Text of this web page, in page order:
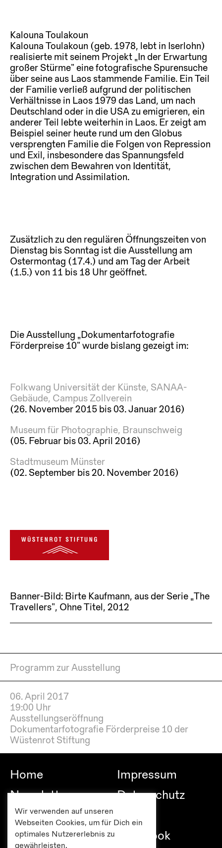
Kalouna Toulakoun
Kalouna Toulakoun (geb. 1978, lebt in Iserlohn)
realisierte mit seinem Projekt „In der Erwartung
großer Stürme“ eine fotografische Spurensuche
über seine aus Laos stammende Familie. Ein Teil
der Familie verließ aufgrund der politischen
Verhältnisse in Laos 1979 das Land, um nach
Deutschland oder in die USA zu emigrieren, ein
anderer Teil lebte weiterhin in Laos. Er zeigt am
Beispiel seiner heute rund um den Globus
versprengten Familie die Folgen von Repression
und Exil, insbesondere das Spannungsfeld
zwischen dem Bewahren von Identität,
Integration und Assimilation.
Zusätzlich zu den regulären Öffnungszeiten von
Dienstag bis Sonntag ist die Ausstellung am
Ostermontag (17.4.) und am Tag der Arbeit
(1.5.) von 11 bis 18 Uhr geöffnet.
Die Ausstellung „Dokumentarfotografie
Förderpreise 10“ wurde bislang gezeigt im:
Folkwang Universität der Künste, SANAA-
Gebäude, Campus Zollverein
(26. November 2015 bis 03. Januar 2016)
Museum für Photographie, Braunschweig
(05. Februar bis 03. April 2016)
Stadtmuseum Münster
(02. September bis 20. November 2016)
Banner-Bild: Birte Kaufmann, aus der Serie „The
Travellers“, Ohne Titel, 2012
Programm zur Ausstellung
06. April 2017
19:00 Uhr
Ausstellungseröffnung
Dokumentarfotografie Förderpreise 10 der
Wüstenrot Stiftung
Home
Newsletter
Besuch
Publikationen
Impressum
Datenschutz
Facebook
Wir verwenden auf unseren
Webseiten Cookies, um für Dich ein
optimales Nutzererlebnis zu
gewährleisten.